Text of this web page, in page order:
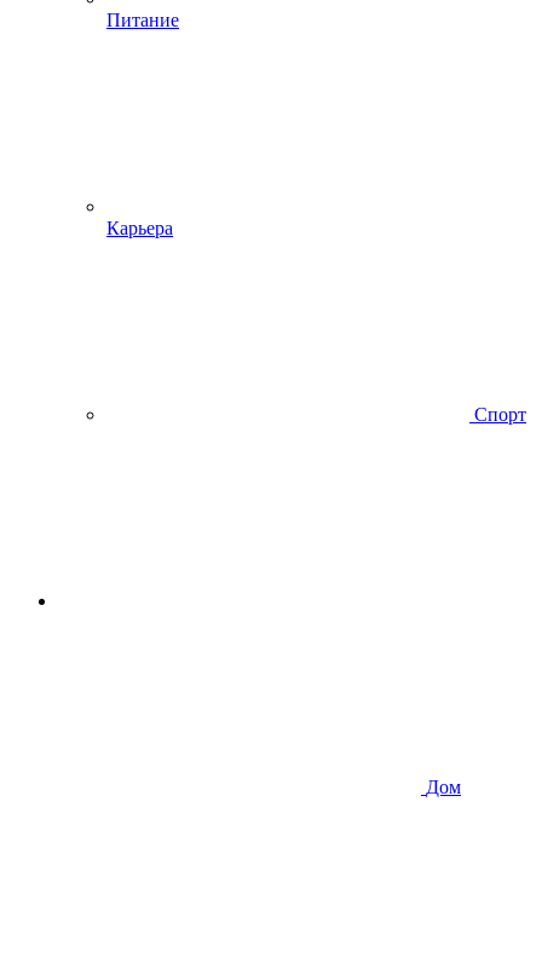
Питание
Карьера
Спорт
Дом